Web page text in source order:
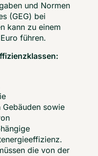
und Normen
(GEG) bei
kann zu einem
führen.
sowie
die von der